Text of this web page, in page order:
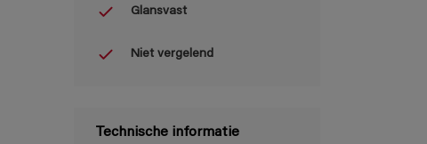
Glansvast
Niet vergelend
Technische informatie